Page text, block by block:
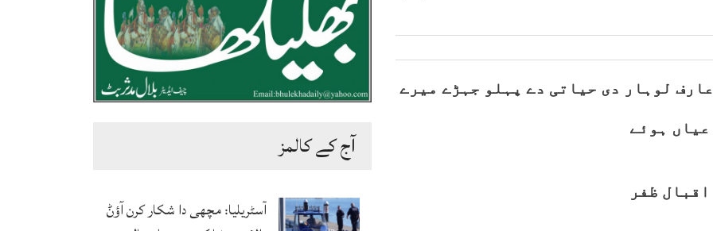
آج کے کالمز
آسٹریلیا: مچھی دا شکار کرن آؤݨ
لوہار دی حیاتی دے پہلو جہڑے میرے
عیاں ہوئے
ظفر